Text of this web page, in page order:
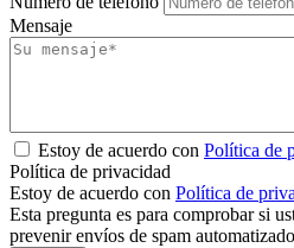
Mensaje
Estoy de acuerdo con Política de
Política de privacidad
Estoy de acuerdo con Política de
Esta pregunta es para comprobar si
prevenir envíos de spam